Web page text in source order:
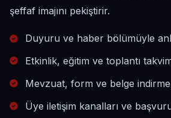
şeffaf imajını pekiştirir.
Duyuru ve haber bölümüyle
Etkinlik, eğitim ve toplantı
Mevzuat, form ve belge
Üye iletişim kanalları ve